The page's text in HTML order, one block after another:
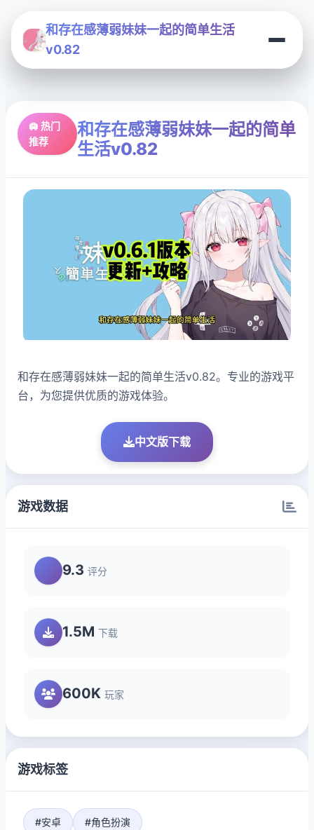
和存在感薄弱妹妹一起的简单生活
v0.82
🛄 热门
推荐
和存在感薄弱妹妹一起的简单
生活v0.82
和存在感薄弱妹妹一起的简单生活v0.82。专业的游戏平
台，为您提供优质的游戏体验。
中文版下载
游戏数据
9.3 评分
1.5M 下载
600K 玩家
游戏标签
#安卓 #角色扮演